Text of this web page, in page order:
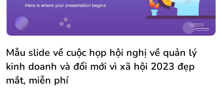
Mẫu slide về cuộc họp hội nghị về quản lý
kinh doanh và đổi mới vì xã hội 2023 đẹp
mắt, miễn phí